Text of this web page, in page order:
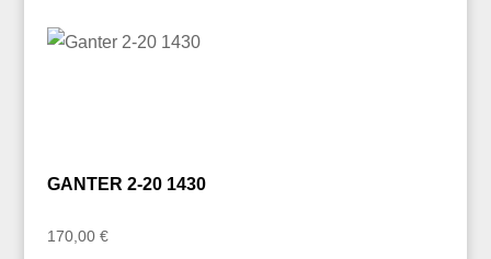
GANTER 2-20 1430
170,00 €